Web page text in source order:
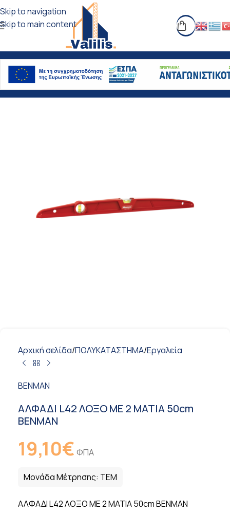
Skip to navigation
Skip to main content
Αρχική σελίδα/ΠΟΛΥΚΑΤΑΣΤΗΜΑ/Εργαλεία
BENMAN
ΑΛΦΑΔΙ L42 ΛΟΞΟ ΜΕ 2 ΜΑΤΙΑ 50cm
BENMAN
19,10€ ΦΠΑ
Μονάδα Μέτρησης: ΤΕΜ
ΑΛΦΑΔΙ L42 ΛΟΞΟ ΜΕ 2 ΜΑΤΙΑ 50cm BENMAN